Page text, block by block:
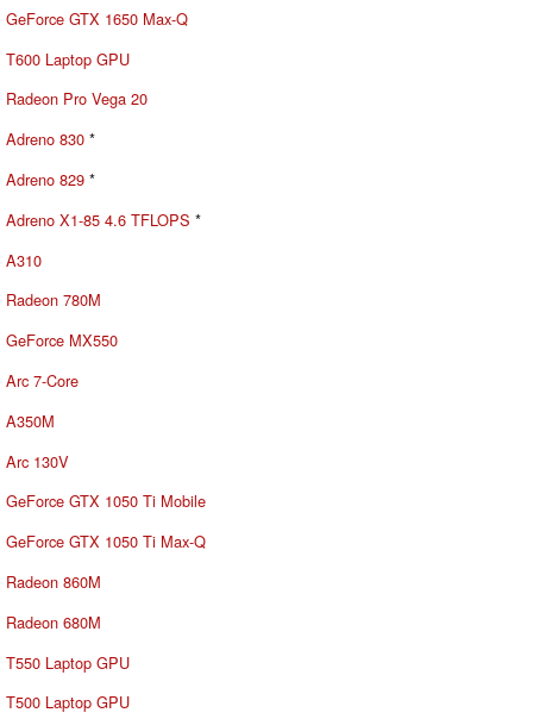
GeForce GTX 1650 Max-Q
T600 Laptop GPU
Radeon Pro Vega 20
Adreno 830 *
Adreno 829 *
Adreno X1-85 4.6 TFLOPS *
A310
Radeon 780M
GeForce MX550
Arc 7-Core
A350M
Arc 130V
GeForce GTX 1050 Ti Mobile
GeForce GTX 1050 Ti Max-Q
Radeon 860M
Radeon 680M
T550 Laptop GPU
T500 Laptop GPU